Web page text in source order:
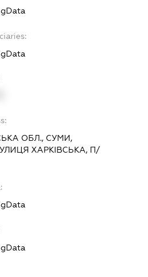
ОБЛ., СУМИ,
ХАРКІВСЬКА, П/